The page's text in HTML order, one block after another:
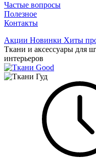
Частые вопросы
Полезное
Контакты
Акции Новинки Хиты
Ткани и аксессуары для
интерьеров